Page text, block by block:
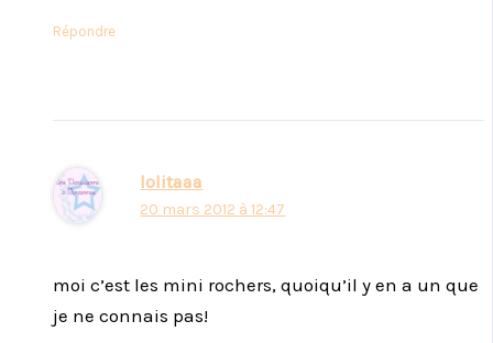
Répondre
lolitaaa
20 mars 2012 à 12:47
moi c’est les mini rochers, quoiqu’il y en a un que
je ne connais pas!